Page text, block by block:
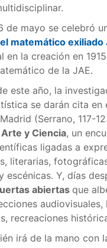
de mayo se celebró
matemático exiliado
en la creación en
de la JAE.
este año, la
se darán cita en
(Serrano, 117-
Arte y Ciencia, un
ligadas a
literarias,
escénicas. Y, días
abiertas que
audiovisuales,
recreaciones
irá de la mano con